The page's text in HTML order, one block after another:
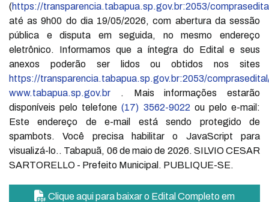
(https://transparencia.tabapua.sp.gov.br:2053/
até as 9h00 do dia 19/05/2026, com abertura da sessão
pública e disputa em seguida, no mesmo endereço
eletrônico. Informamos que a íntegra do Edital e seus
anexos poderão ser lidos ou obtidos nos sites
https://transparencia.tabapua.sp.gov.br:2053/
www.tabapua.sp.gov.br . Mais informações estarão
disponíveis pelo telefone(17) 3562-9022 ou pelo e-mail:
Este endereço de e-mail está sendo protegido de
spambots. Você precisa habilitar o JavaScript para
visualizá-lo. . Tabapuã, 06 de maio de 2026. SILVIO CESAR
SARTORELLO - Prefeito Municipal. PUBLIQUE-SE.
Clique aqui para baixar o Edital Completo em